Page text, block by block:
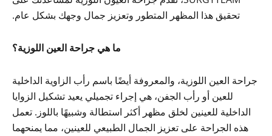
تحقيق هذا المظهر المتطور وتعزيز جمال وجهك بشكل عام.
ما هي جراحة العين اللوزية؟
جراحة العين اللوزية، والمعروفة أيضًا باسم رأب الزاوية الداخلية
للعين أو رأب الجفن، هي إجراء تجميلي يعيد تشكيل الزوايا
الداخلية للعينين لخلق مظهر أكثر استطالة وشبيهًا باللوز. تعمل
هذه الجراحة على تعزيز الجمال الطبيعي للعينين، مما يمنحهما